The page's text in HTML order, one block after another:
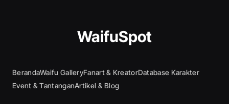
WaifuSpot
BerandaWaifu GalleryFanart & KreatorDatabase Karakter
Event & TantanganArtikel & Blog